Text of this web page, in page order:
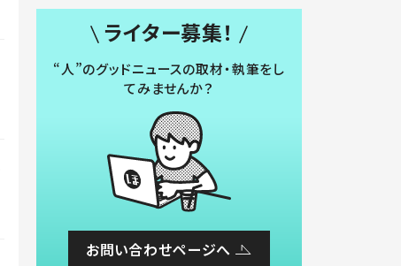
ライター募集！
“人”のグッドニュースの取材・執筆をし
てみませんか？
お問い合わせページへ